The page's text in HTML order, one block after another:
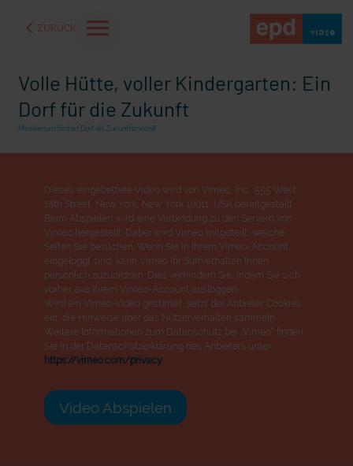
ZURÜCK
oder "Deppen der "Wir bauen Cherson wieder auf" - Optimismus in der
Volle Hütte, voller Kindergarten: Ein
Dorf für die Zukunft
Ministerium fördert Dorf als Zukunftsmodell
Dieses eingebettete Video wird von Vimeo, Inc., 555 West
18th Street, New York, New York 10011, USA bereitgestellt.
Beim Abspielen wird eine Verbindung zu den Servern von
Vimeo hergestellt. Dabei wird Vimeo mitgeteilt, welche
Seiten Sie besuchen. Wenn Sie in Ihrem Vimeo-Account
eingeloggt sind, kann Vimeo Ihr Surfverhalten Ihnen
persönlich zuzuordnen. Dies verhindern Sie, indem Sie sich
vorher aus Ihrem Vimeo-Account ausloggen.
Wird ein Vimeo-Video gestartet, setzt der Anbieter Cookies
ein, die Hinweise über das Nutzerverhalten sammeln.
Weitere Informationen zum Datenschutz bei „Vimeo“ finden
Sie in der Datenschutzerklärung des Anbieters unter:
https://vimeo.com/privacy
Video Abspielen